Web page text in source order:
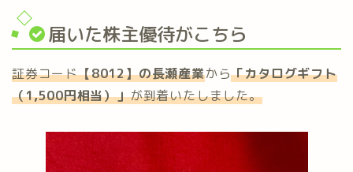
届いた株主優待がこちら
証券コード【8012】の長瀬産業から「カタログギフト
（1,500円相当）」が到着いたしました。